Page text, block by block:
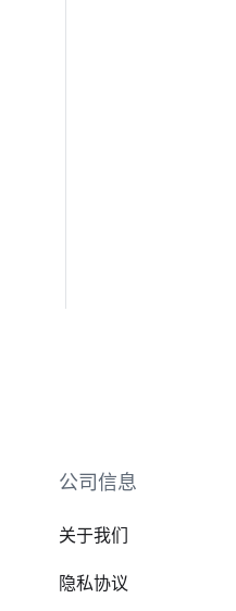
公司信息
关于我们
隐私协议